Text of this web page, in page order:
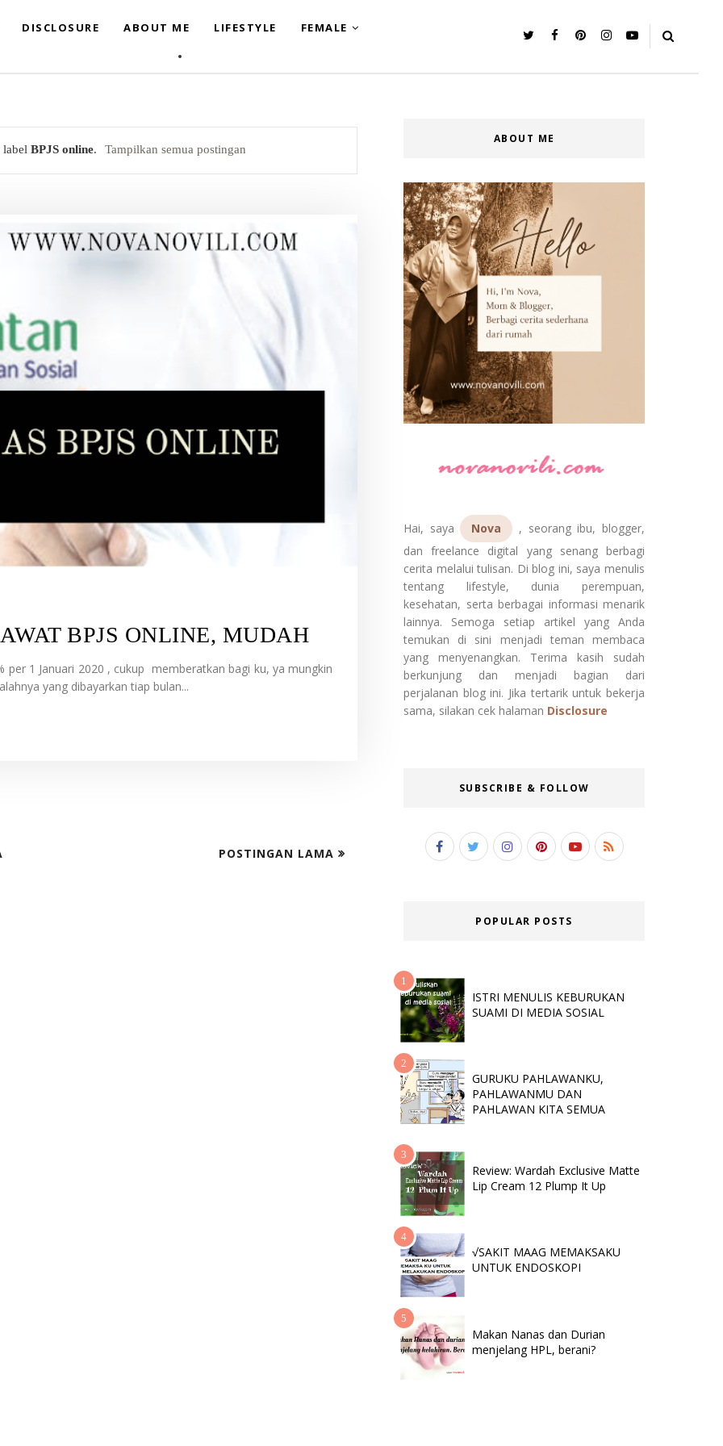
DISCLOSURE ABOUT ME LIFESTYLE FEMALE
label BPJS online. Tampilkan semua postingan
BPJS ONLINE, MUDAH
per 1 Januari 2020 , cukup memberatkan bagi ku, ya mungkin
yang dibayarkan tiap bulan...
POSTINGAN LAMA
ABOUT ME
Hai, saya Nova
, seorang ibu, blogger,
dan freelance digital yang senang berbagi
cerita melalui tulisan. Di blog ini, saya menulis
tentang lifestyle, dunia perempuan,
kesehatan, serta berbagai informasi menarik
lainnya. Semoga setiap artikel yang Anda
temukan di sini menjadi teman membaca
yang menyenangkan. Terima kasih sudah
berkunjung dan menjadi bagian dari
perjalanan blog ini. Jika tertarik untuk bekerja
sama, silakan cek halaman Disclosure
SUBSCRIBE & FOLLOW
POPULAR POSTS
ISTRI MENULIS KEBURUKAN
SUAMI DI MEDIA SOSIAL
GURUKU PAHLAWANKU,
PAHLAWANMU DAN
PAHLAWAN KITA SEMUA
Review: Wardah Exclusive Matte
Lip Cream 12 Plump It Up
√SAKIT MAAG MEMAKSAKU
UNTUK ENDOSKOPI
Makan Nanas dan Durian
menjelang HPL, berani?